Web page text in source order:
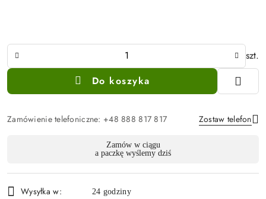
szt.
Do koszyka
Zamówienie telefoniczne: +48 888 817 817 Zostaw telefon
Wyślij
dostawa
Zamów w ciągu
a paczkę wyślemy dziś
Wysyłka w: 24 godziny